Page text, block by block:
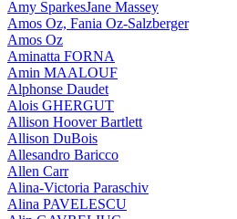
Amy SparkesJane Massey
Amos Oz, Fania Oz-Salzberger
Amos Oz
Aminatta FORNA
Amin MAALOUF
Alphonse Daudet
Alois GHERGUT
Allison Hoover Bartlett
Allison DuBois
Allesandro Baricco
Allen Carr
Alina-Victoria Paraschiv
Alina PAVELESCU